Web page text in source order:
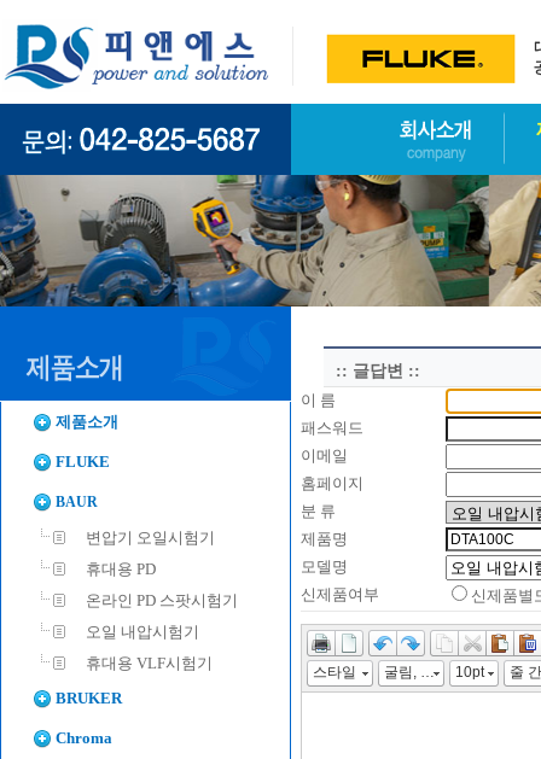
제품소개
FLUKE
BAUR
변압기 오일시험기
휴대용 PD
온라인 PD 스팟시험기
오일 내압시험기
휴대용 VLF시험기
BRUKER
Chroma
:: 글답변 ::
이 름
패스워드
이메일
홈페이지
분 류
제품명
모델명
신제품여부
신제품별
스타일 굴림, "맑은 고딕", "Malgun Gothic", gulim 10pt 줄